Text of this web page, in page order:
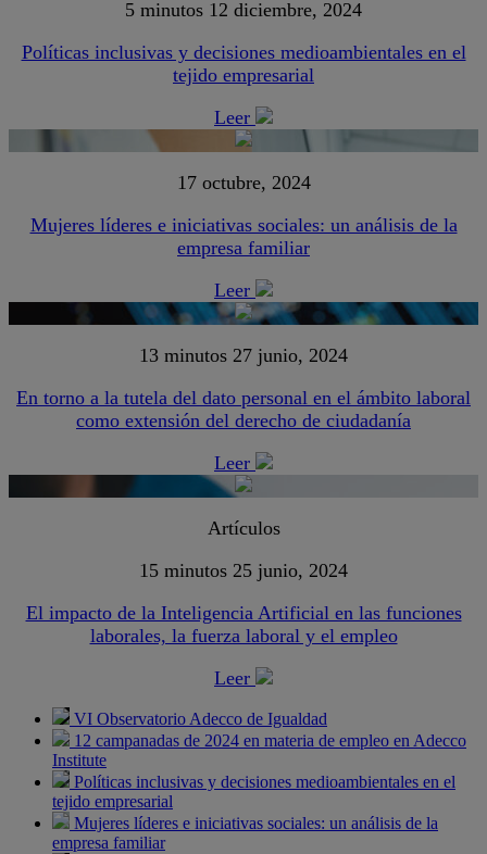
5 minutos 12 diciembre, 2024
Políticas inclusivas y decisiones medioambientales en el
tejido empresarial
Leer
17 octubre, 2024
Mujeres líderes e iniciativas sociales: un análisis de la
empresa familiar
Leer
13 minutos 27 junio, 2024
En torno a la tutela del dato personal en el ámbito laboral
como extensión del derecho de ciudadanía
Leer
Artículos
15 minutos 25 junio, 2024
El impacto de la Inteligencia Artificial en las funciones
laborales, la fuerza laboral y el empleo
Leer
VI Observatorio Adecco de Igualdad
12 campanadas de 2024 en materia de empleo en Adecco
Institute
Políticas inclusivas y decisiones medioambientales en el
tejido empresarial
Mujeres líderes e iniciativas sociales: un análisis de la
empresa familiar